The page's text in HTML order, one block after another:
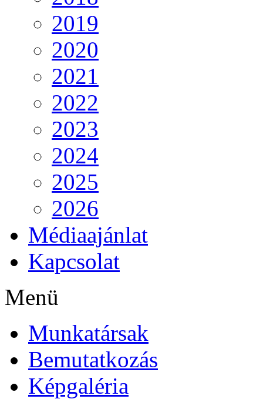
2019
2020
2021
2022
2023
2024
2025
2026
Médiaajánlat
Kapcsolat
Menü
Munkatársak
Bemutatkozás
Képgaléria